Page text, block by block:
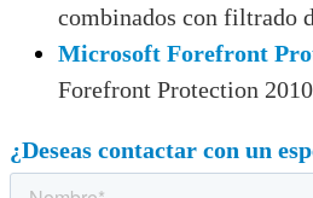
combinados con filtrado
Microsoft Forefront
Forefront Protection
¿Deseas contactar con un